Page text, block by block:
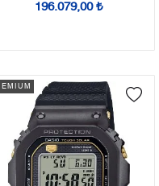
196.079,00 ₺